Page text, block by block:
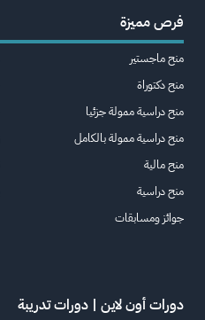
فرص مميزة
منح ماجستير
منح دكتوراة
منح دراسية ممولة جزئيا
منح دراسية ممولة بالكامل
منح مالية
منح دراسية
جوائز ومسابقات
دورات أون لاين | دورات تدريبة